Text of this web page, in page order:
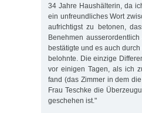
34 Jahre Haushälterin, da
ein unfreundliches Wort
aufrichtigst zu betonen,
Benehmen
bestätigte und es auch
belohnte. Die einzige
vor einigen Tagen, als ich
fand (das Zimmer in dem
Frau Teschke die
geschehen ist."